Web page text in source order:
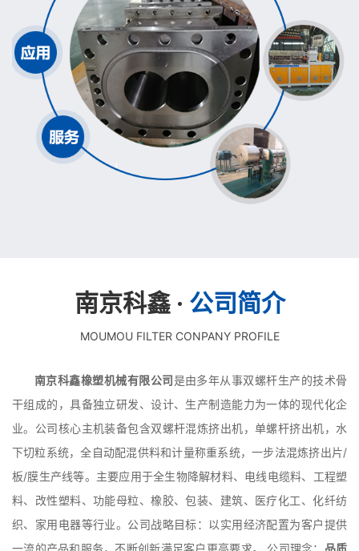
南京科鑫 · 公司简介
MOUMOU FILTER CONPANY PROFILE
南京科鑫橡塑机械有限公司是由多年从事双螺杆生产的技术骨
干组成的，具备独立研发、设计、生产制造能力为一体的现代化企
业。公司核心主机装备包含双螺杆混炼挤出机，单螺杆挤出机，水
下切粒系统，全自动配混供料和计量称重系统，一步法混炼挤出片/
板/膜生产线等。主要应用于全生物降解材料、电线电缆料、工程塑
料、改性塑料、功能母粒、橡胶、包装、建筑、医疗化工、化纤纺
织、家用电器等行业。公司战略目标：以实用经济配置为客户提供
一流的产品和服务，不断创新满足客户更高要求。 公司理念： 品质